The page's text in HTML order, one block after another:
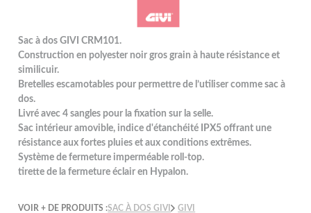
Sac à dos GIVI CRM101.
Construction en polyester noir gros grain à haute résistance et
similicuir.
Bretelles escamotables pour permettre de l’utiliser comme sac à
dos.
Livré avec 4 sangles pour la fixation sur la selle.
Sac intérieur amovible, indice d'étanchéité IPX5 offrant une
résistance aux fortes pluies et aux conditions extrêmes.
Système de fermeture imperméable roll-top.
tirette de la fermeture éclair en Hypalon.
VOIR + DE PRODUITS :SAC À DOS GIVI GIVI